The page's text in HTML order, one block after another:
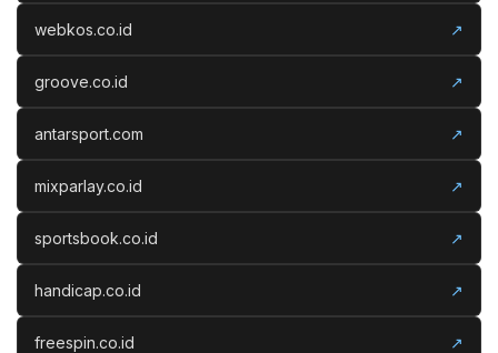
webkos.co.id ↗
groove.co.id ↗
antarsport.com ↗
mixparlay.co.id ↗
sportsbook.co.id ↗
handicap.co.id ↗
freespin.co.id ↗